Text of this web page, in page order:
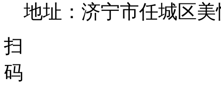
地址：济宁市任城区美
扫
码